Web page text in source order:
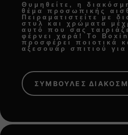
Θυμηθείτε, η
θέμα προσωπικής
Πειραματιστείτε με
στυλ και χρώματα
αυτό που σας
φέρνει χαρά! Το
προσφέρει ποιοτικά
αξεσουάρ σπιτιού
ΣΥΜΒΟΥΛΕΣ